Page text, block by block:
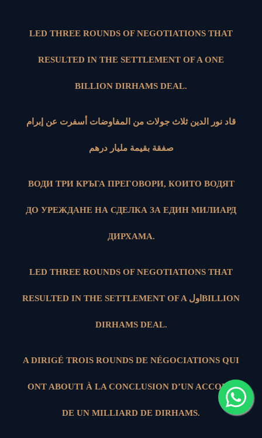
LED THREE ROUNDS OF NEGOTIATIONS THAT
RESULTED IN THE SETTLEMENT OF A ONE
BILLION DIRHAMS DEAL.
قاد نور الدين ثلاث جولات من المفاوضات أسفرت عن إبرام
صفقة بقيمة مليار درهم
ВОДИ ТРИ КРЪГА ПРЕГОВОРИ, КОИТО ВОДЯТ
ДО УРЕЖДАНЕ НА СДЕЛКА ЗА ЕДИН МИЛИАРД
ДИРХАМА.
LED THREE ROUNDS OF NEGOTIATIONS THAT
RESULTED IN THE SETTLEMENT OF A اولBILLION
DIRHAMS DEAL.
A DIRIGÉ TROIS ROUNDS DE NÉGOCIATIONS QUI
ONT ABOUTI À LA CONCLUSION D’UN ACCORD
DE UN MILLIARD DE DIRHAMS.